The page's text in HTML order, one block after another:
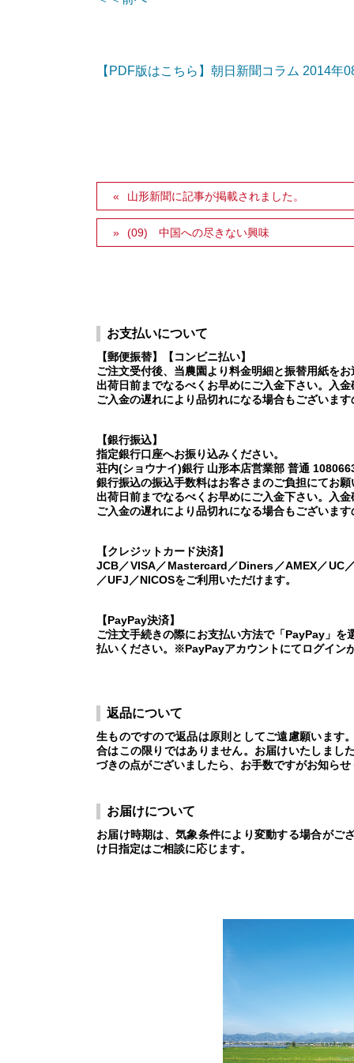
【PDF版はこちら】朝日新聞コラム 2014年
山形新聞に記事が掲載されました。
(09) 中国への尽きない興味
お支払いについて
【郵便振替】【コンビニ払い】
ご注文受付後、当農園より料金明細と振替用紙を
出荷日前までなるべくお早めにご入金下さい。入
ご入金の遅れにより品切れになる場合もございま
【銀行振込】
指定銀行口座へお振り込みください。
荘内(ショウナイ)銀行 山形本店営業部 普通
銀行振込の振込手数料はお客さまのご負担にてお
出荷日前までなるべくお早めにご入金下さい。入
ご入金の遅れにより品切れになる場合もございま
【クレジットカード決済】
JCB／VISA／Mastercard／Diners／AMEX／UC
／UFJ／NICOSをご利用いただけます。
【PayPay決済】
ご注文手続きの際にお支払い方法で「PayPay」を
払いください。※PayPayアカウントにてログイン
返品について
生ものですので返品は原則としてご遠慮願います
合はこの限りではありません。お届けいたしまし
づきの点がございましたら、お手数ですがお知らせ
お届けについて
お届け時期は、気象条件により変動する場合がご
け日指定はご相談に応じます。